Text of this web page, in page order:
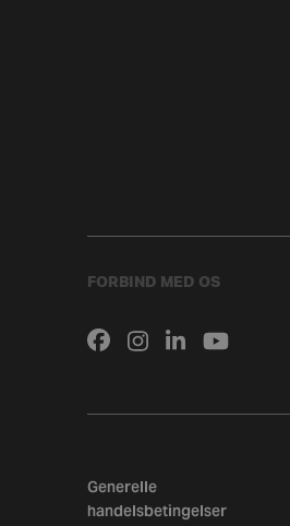
FORBIND MED OS
Generelle
handelsbetingelser